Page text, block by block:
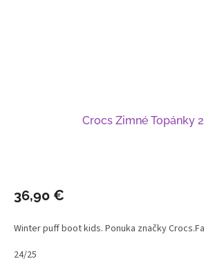
Crocs Zimné Topánky
36,90 €
Winter puff boot kids. Ponuka značky
24/25